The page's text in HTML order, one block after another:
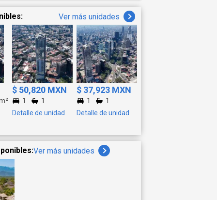
Ver más unidades
$ 50,820 MXN
1 1
Detalle de unidad
$ 37,923 MXN
1 1
Detalle de unidad
Ver más unidades